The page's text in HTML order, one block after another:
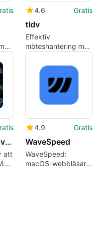
4.6 Gratis
tldv
Effektiv
möteshantering med
tl;dv på Mac
Open Generative AI
att
4.9 Gratis
WaveSpeed
WaveSpeed:
macOS-webbläsare